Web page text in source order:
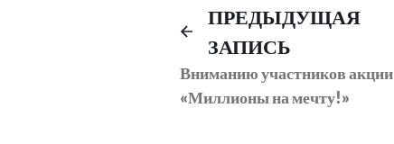
Навигация
по
записям
ПРЕДЫДУЩАЯ
ЗАПИСЬ
Вниманию участников акции
«Миллионы на мечту!»